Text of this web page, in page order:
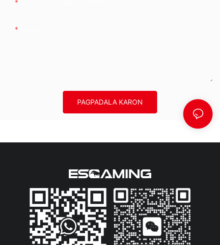
PAGPADALA KARON